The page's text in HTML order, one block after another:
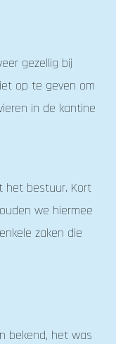
gezellig bij
op te geven om
in de kantine
het bestuur. Kort
we hiermee
zaken die
bekend, het was